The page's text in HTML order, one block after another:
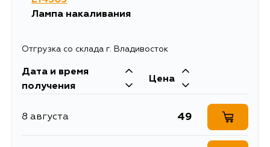
Лампа накаливания
Отгрузка со склада г. Владивосток
Дата и время
получения
Цена
8 августа 49